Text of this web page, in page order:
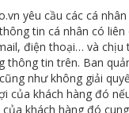
yêu cầu các cá
tin cá nhân có liên
điện thoại… và chịu
thông tin trên. Ban
như không giải
của khách hàng đó
khách hàng đó